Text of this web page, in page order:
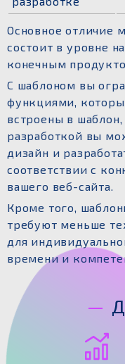
Основное отличие
состоит в уровне
конечным
С шаблоном вы
функциями,
встроены в
разработкой вы
дизайн и
соответствии с
вашего веб-сайта.
Кроме того,
требуют меньше
для
времени и